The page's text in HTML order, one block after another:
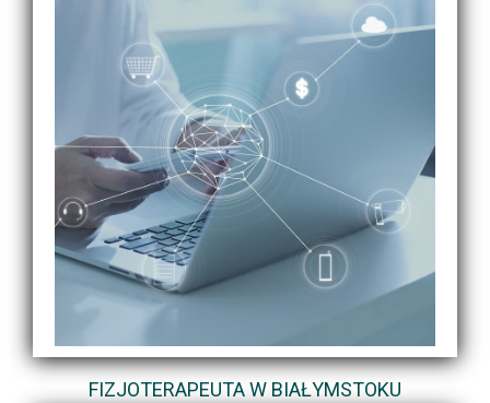
FIZJOTERAPEUTA W BIAŁYMSTOKU